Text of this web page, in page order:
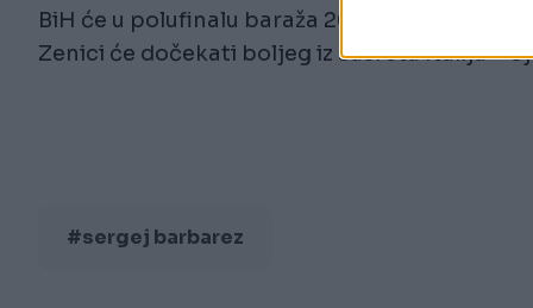
BiH će u polufinalu baraža 26. marta u
Zenici će dočekati boljeg iz susreta Italija –
#sergej barbarez